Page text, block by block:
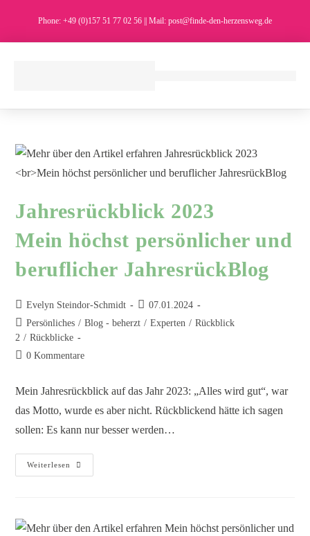
Phone: +49 (0)157 51 77 02 56 || Mail: post@finde-den-herzensweg.de
Jahresrückblick 2023
Mein höchst persönlicher und
beruflicher JahresrückBlog
Evelyn Steindor-Schmidt
07.01.2024
Persönliches / Blog - beherzt / Experten / Rückblick
2 / Rückblicke
0 Kommentare
Mein Jahresrückblick auf das Jahr 2023: „Alles wird gut“, war
das Motto, wurde es aber nicht. Rückblickend hätte ich sagen
sollen: Es kann nur besser werden…
Weiterlesen